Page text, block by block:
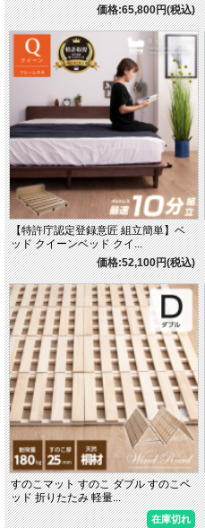
価格:65,800円(税込)
【特許庁認定登録意匠 組立簡単】ベ
ッド クイーンベッド クイ...
価格:52,100円(税込)
すのこマット すのこ ダブル すのこベ
ッド 折りたたみ 軽量...
在庫切れ